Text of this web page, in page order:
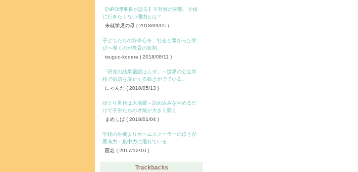
【NPO理事長が語る】不登校の実態、学校
に行きたくない理由とは？
未就学児の母 ( 2018/09/05 )
子どもたちの好奇心を、社会と繋がった学
びへ導くのが教育の役割。
tsuguo-kodera ( 2018/08/11 )
「研究の結果宿題はムダ」～世界の公立学
校で宿題を廃止する動きがでている。
にゃんた ( 2018/05/13 )
ゆとり世代は大活躍～詰め込みをやめるだ
けで子供たちの才能が大きく開く
まめしば ( 2018/01/04 )
学校の生徒よりホームスクーラーのほうが
思考力・集中力に優れている
匿名 ( 2017/12/10 )
Trackbacks